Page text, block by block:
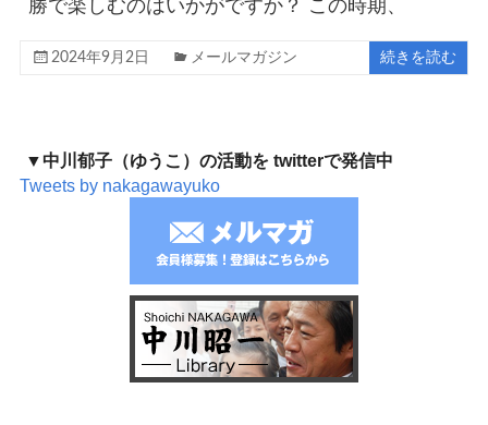
勝で楽しむのはいかがですか？​​​​​ この時期、
2024年9月2日 メールマガジン 続きを読む
▼中川郁子（ゆうこ）の活動を twitterで発信中
Tweets by nakagawayuko